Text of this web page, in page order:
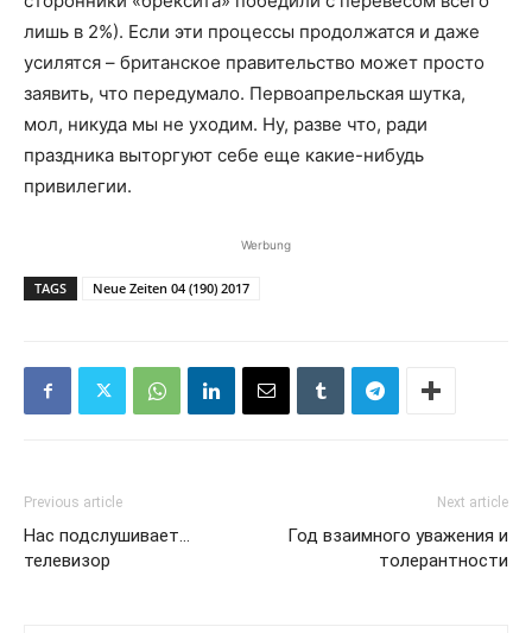
лишь в 2%). Если эти процессы продолжатся и даже
усилятся – британское правительство может просто
заявить, что передумало. Первоапрельская шутка,
мол, никуда мы не уходим. Ну, разве что, ради
праздника выторгуют себе еще какие-нибудь
привилегии.
Werbung
TAGS Neue Zeiten 04 (190) 2017
Previous article
Нас подслушивает…
телевизор
Next article
Год взаимного уважения и
толерантности